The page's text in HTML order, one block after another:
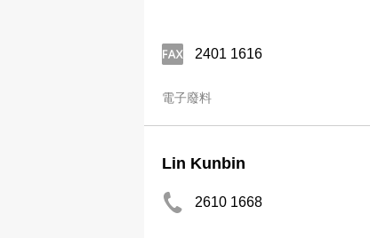
2401 1616
電子廢料
Lin Kunbin
2610 1668